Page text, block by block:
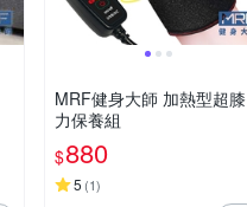
MRF健身大師 加熱型超膝
力保養組
$880
5 (1)